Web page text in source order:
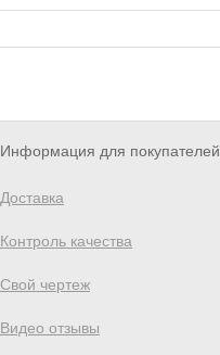
Информация для покупателей
Доставка
Контроль качества
Свой чертеж
Видео отзывы